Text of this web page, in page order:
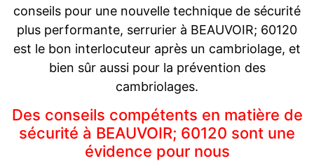
conseils pour une nouvelle technique de sécurité
plus performante, serrurier à BEAUVOIR; 60120
est le bon interlocuteur après un cambriolage, et
bien sûr aussi pour la prévention des
cambriolages.
Des conseils compétents en matière de
sécurité à BEAUVOIR; 60120 sont une
évidence pour nous